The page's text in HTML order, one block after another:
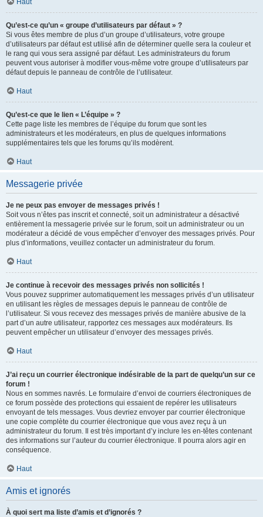
Haut
Qu’est-ce qu’un « groupe d’utilisateurs par défaut » ?
Si vous êtes membre de plus d’un groupe d’utilisateurs, votre groupe
d’utilisateurs par défaut est utilisé afin de déterminer quelle sera la couleur et
le rang qui vous sera assigné par défaut. Les administrateurs du forum
peuvent vous autoriser à modifier vous-même votre groupe d’utilisateurs par
défaut depuis le panneau de contrôle de l’utilisateur.
Haut
Qu’est-ce que le lien « L’équipe » ?
Cette page liste les membres de l’équipe du forum que sont les
administrateurs et les modérateurs, en plus de quelques informations
supplémentaires tels que les forums qu’ils modèrent.
Haut
Messagerie privée
Je ne peux pas envoyer de messages privés !
Soit vous n’êtes pas inscrit et connecté, soit un administrateur a désactivé
entièrement la messagerie privée sur le forum, soit un administrateur ou un
modérateur a décidé de vous empêcher d’envoyer des messages privés. Pour
plus d’informations, veuillez contacter un administrateur du forum.
Haut
Je continue à recevoir des messages privés non sollicités !
Vous pouvez supprimer automatiquement les messages privés d’un utilisateur
en utilisant les règles de messages depuis le panneau de contrôle de
l’utilisateur. Si vous recevez des messages privés de manière abusive de la
part d’un autre utilisateur, rapportez ces messages aux modérateurs. Ils
peuvent empêcher un utilisateur d’envoyer des messages privés.
Haut
J’ai reçu un courrier électronique indésirable de la part de quelqu’un sur ce
forum !
Nous en sommes navrés. Le formulaire d’envoi de courriers électroniques de
ce forum possède des protections qui essaient de repérer les utilisateurs
envoyant de tels messages. Vous devriez envoyer par courrier électronique
une copie complète du courrier électronique que vous avez reçu à un
administrateur du forum. Il est très important d’y inclure les en-têtes contenant
des informations sur l’auteur du courrier électronique. Il pourra alors agir en
conséquence.
Haut
Amis et ignorés
À quoi sert ma liste d’amis et d’ignorés ?